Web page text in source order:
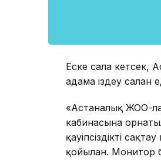
Еске сала кетсек,
адамға іздеу салған
«Астаналық ЖОО-
кабинасына
қауіпсіздікті
қойылған. Монитор